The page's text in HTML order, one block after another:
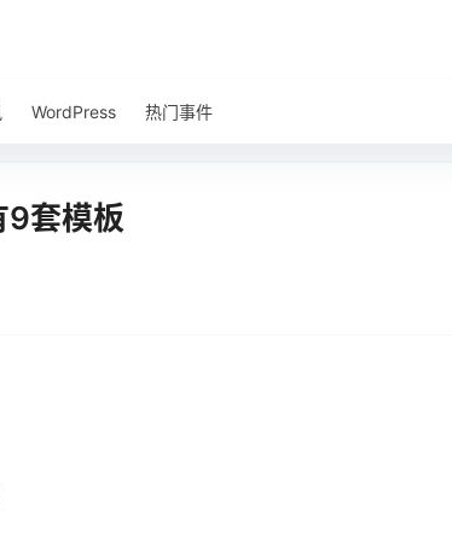
WordPress 热门事件
9套模板